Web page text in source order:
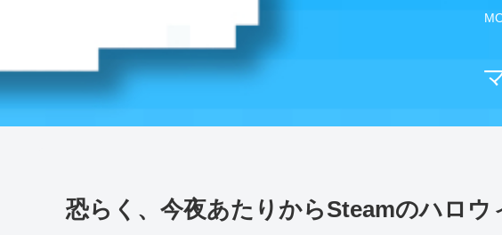
恐らく、今夜あたりからSteamのハロウ